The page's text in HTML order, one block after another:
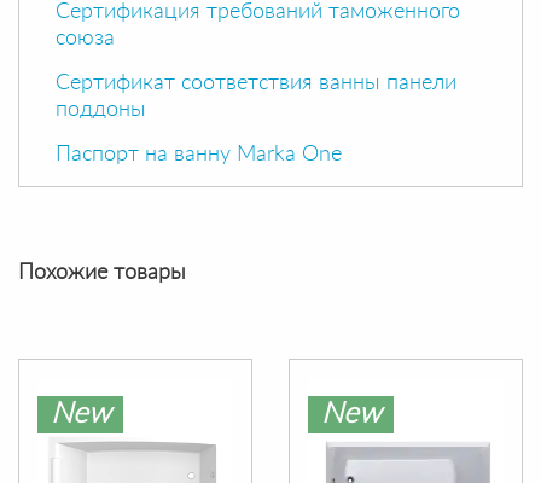
Сертификация требований таможенного
союза
Сертификат соответствия ванны панели
поддоны
Паспорт на ванну Marka One
Похожие товары
New New